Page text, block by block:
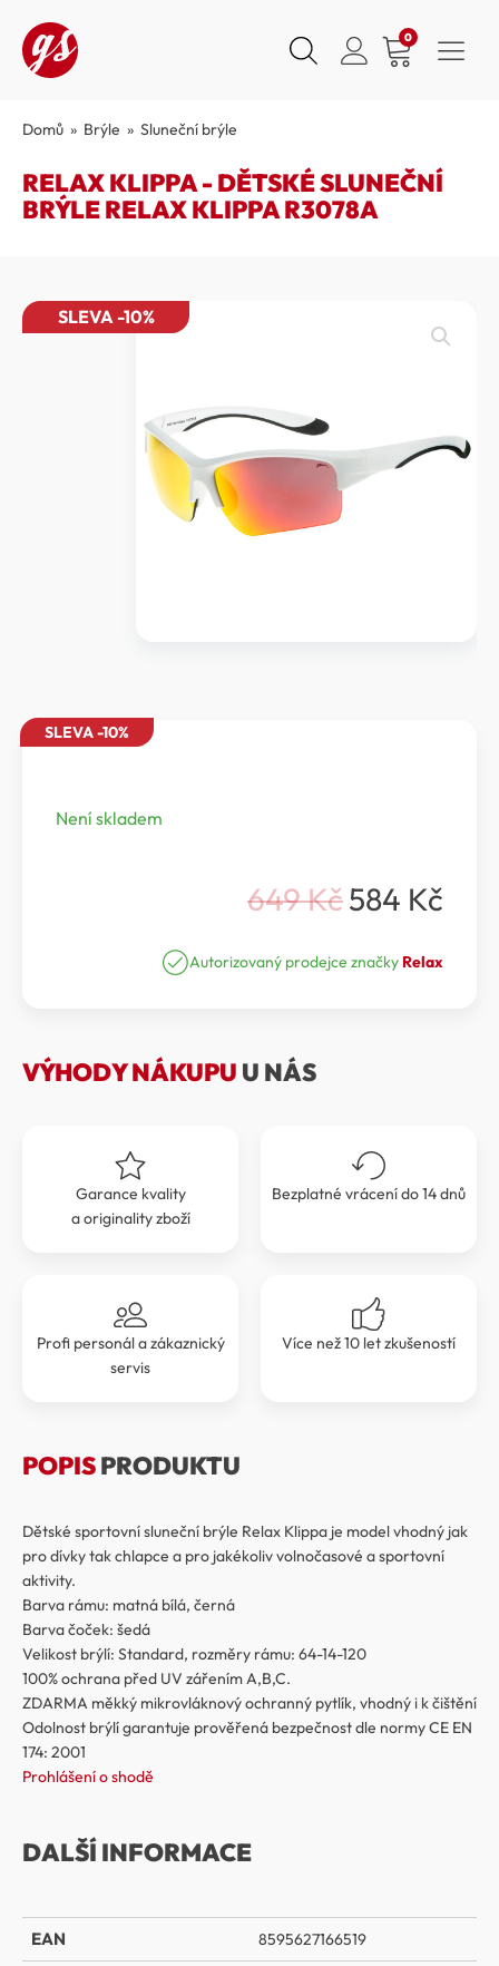
0
Domů » Brýle » Sluneční brýle
RELAX KLIPPA - DĚTSKÉ SLUNEČNÍ
BRÝLE RELAX KLIPPA R3078A
SLEVA -10%
SLEVA -10%
Není skladem
649Kč
Původní
byla:
584 Kč
Aktuální
je:
Autorizovaný prodejce značky Relax
VÝHODY NÁKUPU U NÁS
Garance kvality
a originality zboží
Bezplatné vrácení do 14 dnů
Profi personál a zákaznický
servis
Více než 10 let zkušeností
POPISPRODUKTU
Dětské sportovní sluneční brýle Relax Klippa je model vhodný jak
pro dívky tak chlapce a pro jakékoliv volnočasové a sportovní
aktivity.
Barva rámu: matná bílá, černá
Barva čoček: šedá
Velikost brýlí: Standard, rozměry rámu: 64-14-120
100% ochrana před UV zářením A,B,C.
ZDARMA měkký mikrovláknový ochranný pytlík, vhodný i k čištění
Odolnost brýlí garantuje prověřená bezpečnost dle normy CE EN
174: 2001
Prohlášení o shodě
DALŠÍ INFORMACE
EAN 8595627166519